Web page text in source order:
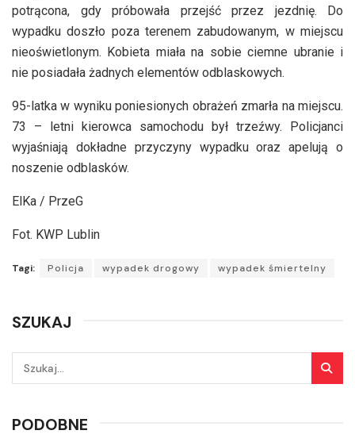
potrącona, gdy próbowała przejść przez jezdnię. Do
wypadku doszło poza terenem zabudowanym, w miejscu
nieoświetlonym. Kobieta miała na sobie ciemne ubranie i
nie posiadała żadnych elementów odblaskowych.
95-latka w wyniku poniesionych obrażeń zmarła na miejscu.
73 – letni kierowca samochodu był trzeźwy. Policjanci
wyjaśniają dokładne przyczyny wypadku oraz apelują o
noszenie odblasków.
ElKa / PrzeG
Fot. KWP Lublin
Tagi: Policja wypadek drogowy wypadek śmiertelny
SZUKAJ
PODOBNE